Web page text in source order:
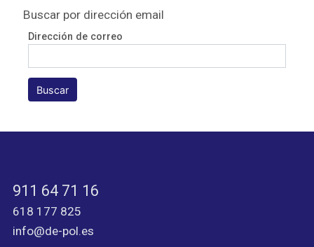
Buscar por dirección email
Dirección de correo
911 64 71 16
618 177 825
info@de-pol.es